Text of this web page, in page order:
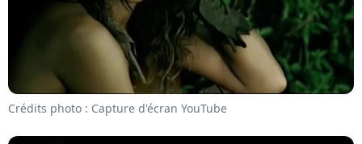
Crédits photo : Capture d'écran YouTube